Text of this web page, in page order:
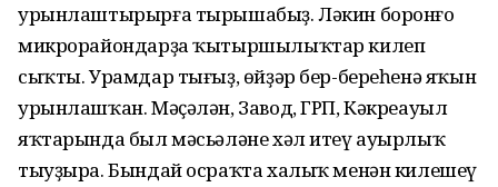
урынлаштырырға тырышабыҙ. Ләкин боронғо
микрорайондарҙа ҡытыршылыҡтар килеп
сыҡты. Урамдар тығыҙ, өйҙәр бер-береһенә яҡын
урынлашҡан. Мәҫәлән, Завод, ГРП, Кәкреауыл
яҡтарында был мәсьәләне хәл итеү ауырлыҡ
тыуҙыра. Бындай осраҡта халыҡ менән килешеү